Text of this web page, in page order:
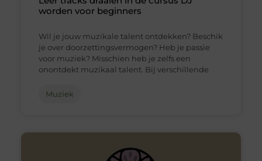
worden voor beginners
Wil je jouw muzikale talent ontdekken? Beschik
je over doorzettingsvermogen? Heb je passie
voor muziek? Misschien heb je zelfs een
onontdekt muzikaal talent. Bij verschillende
Muziek